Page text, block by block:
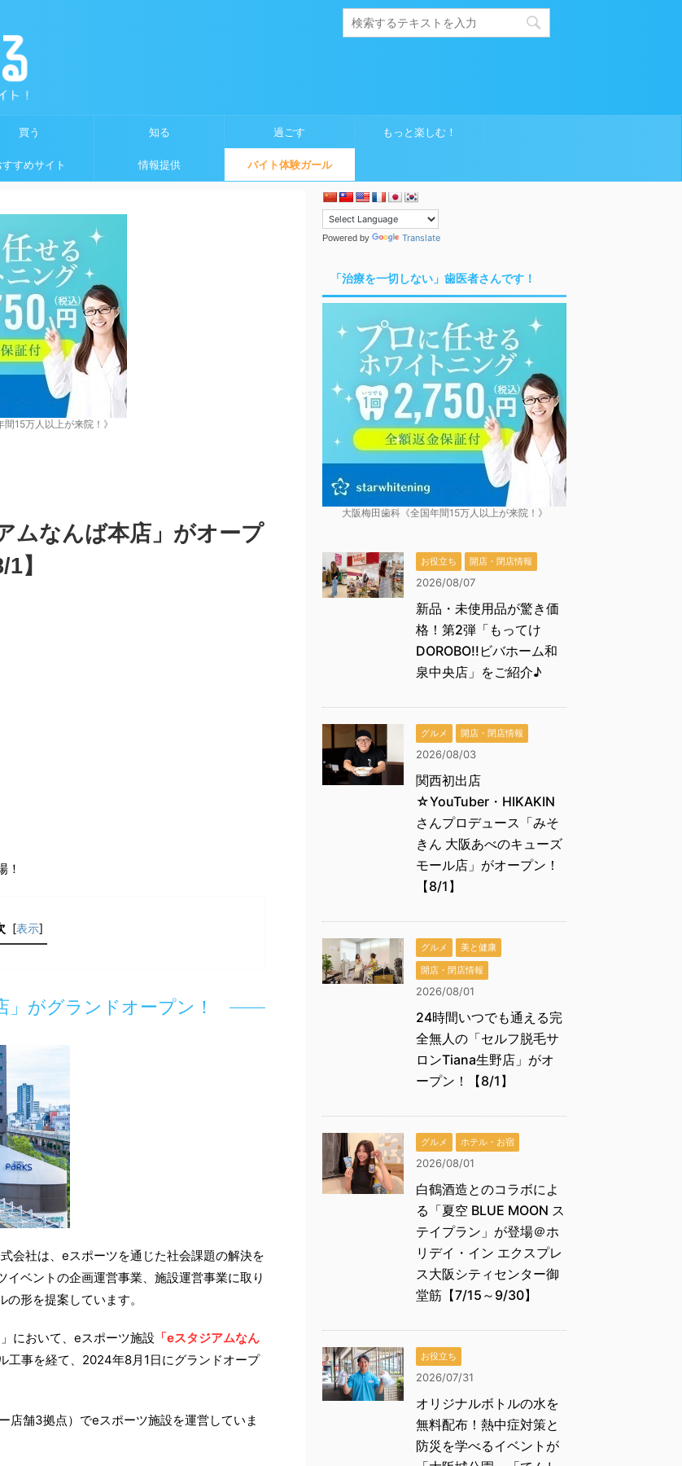
買う 知る 過ごす もっと楽しむ！
すすめサイト 情報提供 バイト体験ガール
15万人以上が来院！》
ムなんば本店」がオープ
】
！
[表示]
」がグランドオープン！
会社は、eスポーツを通じた社会課題の解決を
ベントの企画運営事業、施設運営事業に取り
形を提案しています。
において、eスポーツ施設 「eスタジアムなん
工事を経て、2024年8月1日にグランドオープ
店舗3拠点）でeスポーツ施設を運営していま
Powered by Translate
「治療を一切しない」歯医者さんです！
大阪梅田歯科《全国年間15万人以上が来院！》
お役立ち 開店・閉店情報
2026/08/07
新品・未使用品が驚き価
格！第2弾「もってけ
DOROBO!!ビバホーム和
泉中央店」をご紹介♪
グルメ 開店・閉店情報
2026/08/03
関西初出店
☆YouTuber・HIKAKIN
さんプロデュース「みそ
きん 大阪あべのキューズ
モール店」がオープン！
【8/1】
グルメ
美と健康
開店・閉店情報
2026/08/01
24時間いつでも通える完
全無人の「セルフ脱毛サ
ロンTiana生野店」がオ
ープン！【8/1】
グルメ ホテル・お宿
2026/08/01
白鶴酒造とのコラボによ
る「夏空 BLUE MOON ス
テイプラン」が登場＠ホ
リデイ・イン エクスプレ
ス大阪シティセンター御
堂筋【7/15～9/30】
お役立ち
2026/07/31
オリジナルボトルの水を
無料配布！熱中症対策と
防災を学べるイベントが